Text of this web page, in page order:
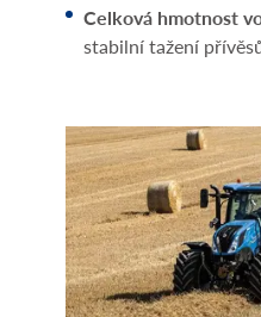
Celková hmotnost
stabilní tažení